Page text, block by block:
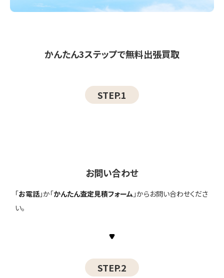
かんたん3ステップで無料出張買取
STEP.1
お問い合わせ
「お電話 」か「かんたん査定見積フォーム 」からお問い合わせくださ
い。
STEP.2